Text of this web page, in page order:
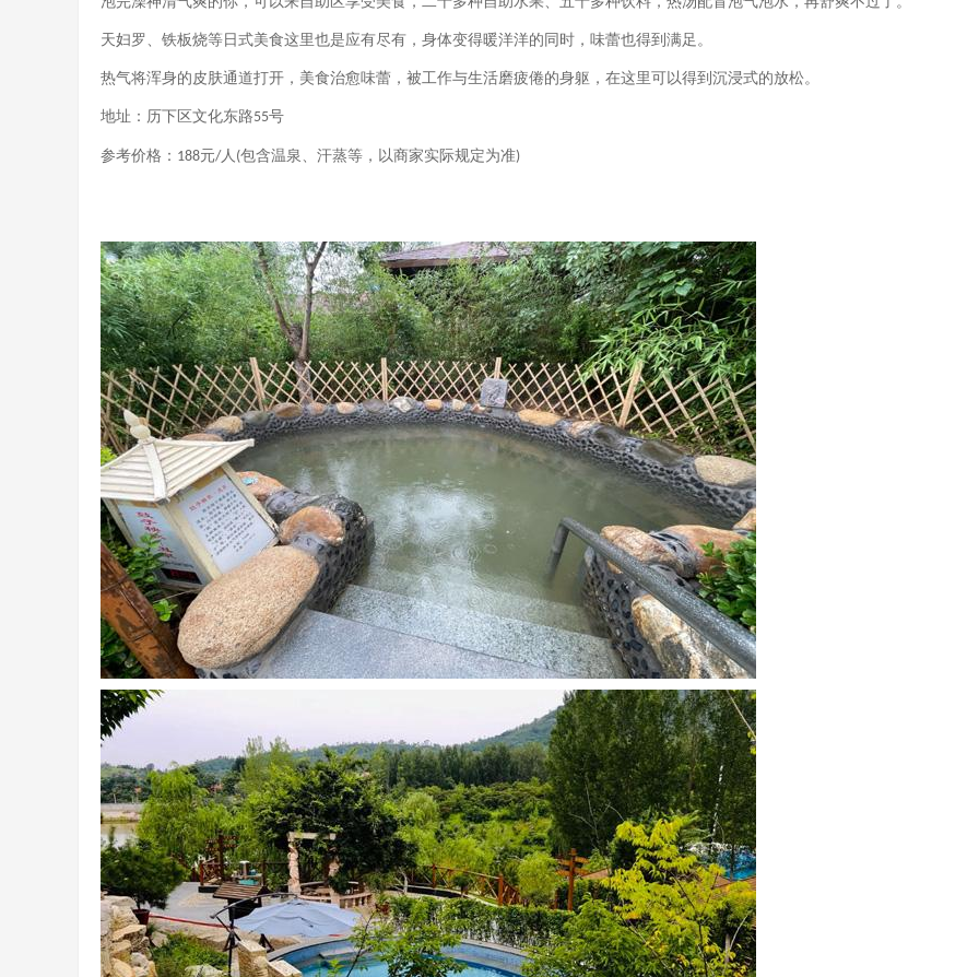
天妇罗、铁板烧等日式美食这里也是应有尽有，身体变得暖洋洋的同时，味蕾也得到满足。
热气将浑身的皮肤通道打开，美食治愈味蕾，被工作与生活磨疲倦的身躯，在这里可以得到沉浸式的放松。
地址：历下区文化东路55号
参考价格： 188元/人 (包含温泉、汗蒸等，以商家实际规定为准)